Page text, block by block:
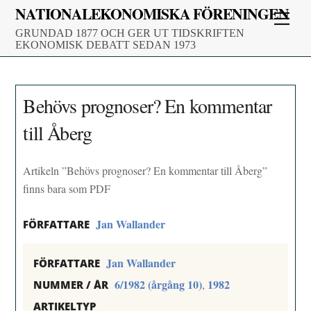
Skip
content
NATIONALEKONOMISKA FÖRENINGEN
GRUNDAD 1877 OCH GER UT TIDSKRIFTEN
EKONOMISK DEBATT SEDAN 1973
Behövs prognoser? En kommentar
till Åberg
Artikeln ”Behövs prognoser? En kommentar till Åberg”
finns bara som PDF
FÖRFATTARE Jan Wallander
FÖRFATTARE Jan Wallander
NUMMER / ÅR 6/1982 (årgång 10), 1982
ARTIKELTYP